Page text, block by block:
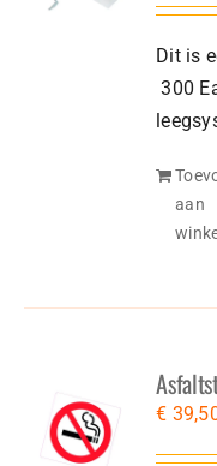
Dit is
300
aan
€